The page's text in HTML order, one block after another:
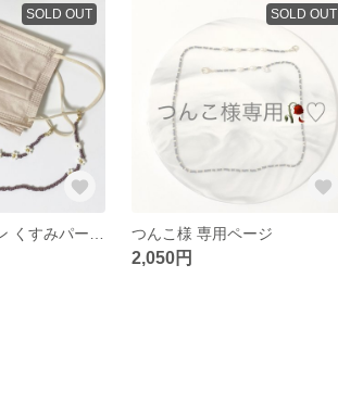
SOLD OUT SOLD OUT
つんこ様 専用ページ
2,050円